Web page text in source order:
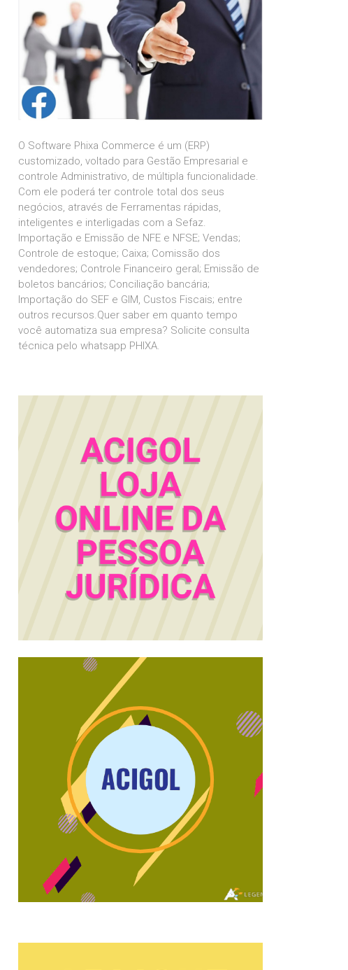
O Software Phixa Commerce é um (ERP)
customizado, voltado para Gestão Empresarial e
controle Administrativo, de múltipla funcionalidade.
Com ele poderá ter controle total dos seus
negócios, através de Ferramentas rápidas,
inteligentes e interligadas com a Sefaz.
Importação e Emissão de NFE e NFSE; Vendas;
Controle de estoque; Caixa; Comissão dos
vendedores; Controle Financeiro geral; Emissão de
boletos bancários; Conciliação bancária;
Importação do SEF e GIM, Custos Fiscais; entre
outros recursos.Quer saber em quanto tempo
você automatiza sua empresa? Solicite consulta
técnica pelo whatsapp PHIXA.